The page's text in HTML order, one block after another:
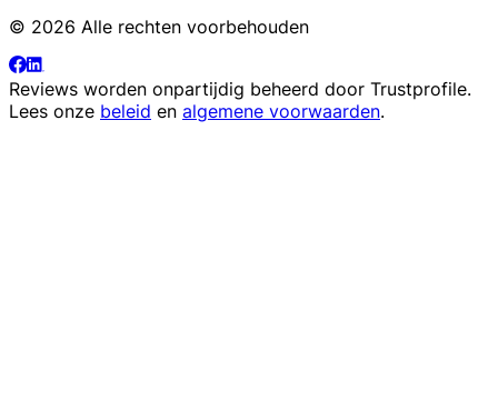
© 2026 Alle rechten voorbehouden
Reviews worden onpartijdig beheerd door Trustprofile.
Lees onze beleid en algemene voorwaarden.